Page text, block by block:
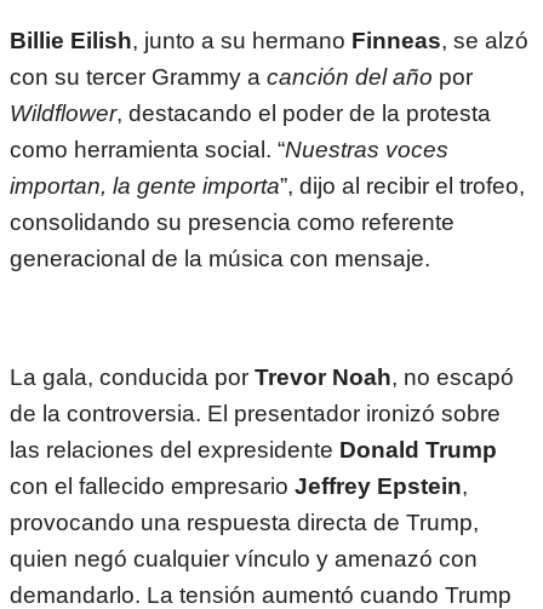
Billie Eilish, junto a su hermano Finneas, se alzó
con su tercer Grammy a canción del año por
Wildflower, destacando el poder de la protesta
como herramienta social. “Nuestras voces
importan, la gente importa”, dijo al recibir el trofeo,
consolidando su presencia como referente
generacional de la música con mensaje.
La gala, conducida por Trevor Noah, no escapó
de la controversia. El presentador ironizó sobre
las relaciones del expresidente Donald Trump
con el fallecido empresario Jeffrey Epstein,
provocando una respuesta directa de Trump,
quien negó cualquier vínculo y amenazó con
demandarlo. La tensión aumentó cuando Trump